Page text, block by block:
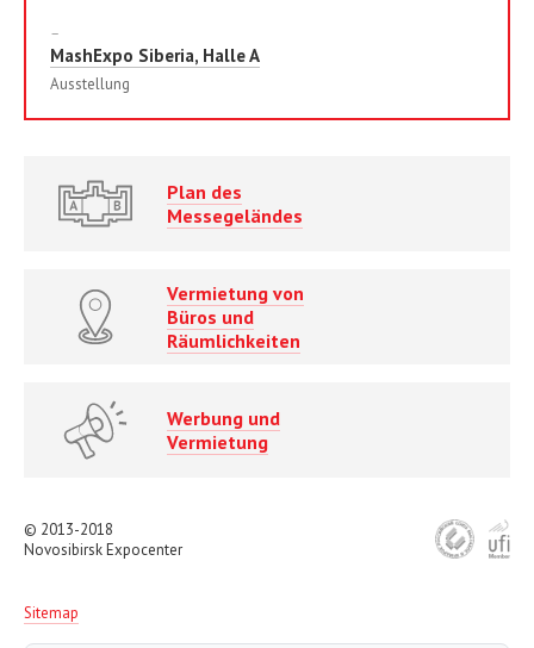
–
MashExpo Siberia, Halle A
Ausstellung
Plan des
Messegeländes
Vermietung von
Büros und
Räumlichkeiten
Werbung und
Vermietung
© 2013-2018
Novosibirsk Expocenter
Sitemap